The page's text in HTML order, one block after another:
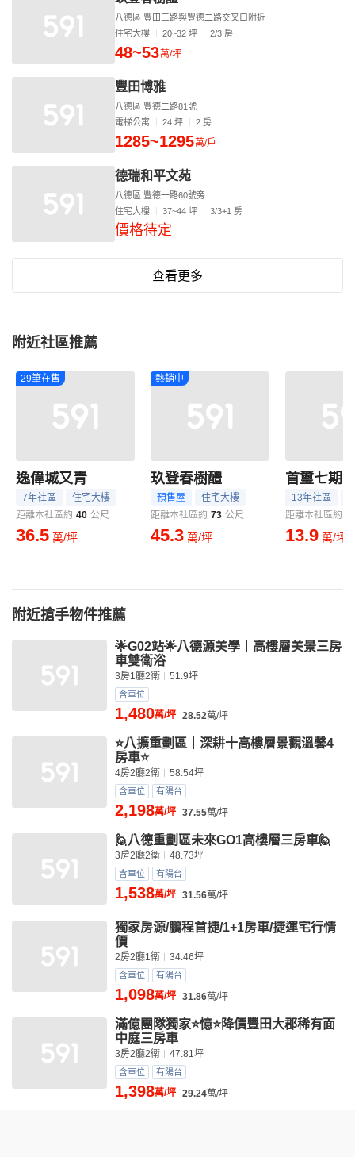
八德區 豐田三路與豐德二路交叉口附近
住宅大樓
20~32 坪 2/3 房
48~53萬/坪
豐田博雅
八德區 豐德二路81號
電梯公寓
24 坪 2 房
1285~1295萬/戶
德瑞和平文苑
八德區 豐德一路60號旁
住宅大樓
37~44 坪 3/3+1 房
價格待定
查看更多
附近社區推薦
29筆在售
逸偉城又青
7年社區
住宅大樓
距離本社區約 40 公尺
36.5 萬/坪
熱銷中
玖登春樹醴
預售屋
住宅大樓
距離本社區約 73 公尺
45.3 萬/坪
首璽七期
13年社區
距離本社區約
13.9 萬/坪
附近搶手物件推薦
🌟G02站🌟八德源美學｜高樓層美景三房
車雙衛浴
3房1廳2衛 51.9坪
含車位
1,480萬/坪 28.52萬/坪
⭐八擴重劃區｜深耕十高樓層景觀溫馨4
房車⭐
4房2廳2衛 58.54坪
含車位 有陽台
2,198萬/坪 37.55萬/坪
🙋八德重劃區未來GO1高樓層三房車🙋
3房2廳2衛 48.73坪
含車位 有陽台
1,538萬/坪 31.56萬/坪
獨家房源/鵬程首捷/1+1房車/捷運宅行情
價
2房2廳1衛 34.46坪
含車位 有陽台
1,098萬/坪 31.86萬/坪
滿億團隊獨家⭐️憶⭐️降價豐田大郡稀有面
中庭三房車
3房2廳2衛 47.81坪
含車位 有陽台
1,398萬/坪 29.24萬/坪